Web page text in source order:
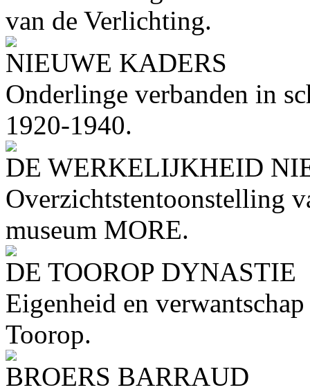
van de Verlichting.
NIEUWE KADERS
Onderlinge verbanden in
1920-1940.
DE WERKELIJKHEID
Overzichtstentoonstelling
museum MORE.
DE TOOROP DYNASTIE
Eigenheid en
Toorop.
BROERS BARRAUD